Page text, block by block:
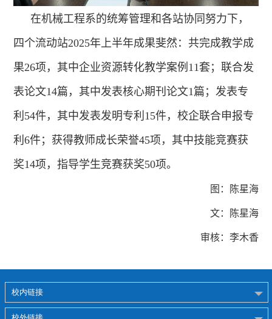
在机械工程系的统筹管理和各站协同努力下，
四个流动站2025年上半年成果斐然：共完成教学成
果26项，其中企业资源转化教学案例 11套；联合发
表论文14篇，其中发表核心期刊论文1篇；发表专
利 54件，其中发表发明专利 15件，校企联合申报专
利6件；获得教师成长荣誉45项，其中技能竞赛获
奖14项，指导学生竞赛获奖50项。
图：陈星海
文：陈星海
审核：李木香
校内链接